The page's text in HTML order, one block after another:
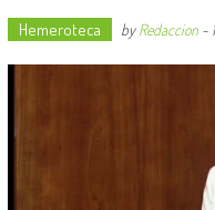
Hemeroteca byRedaccion-